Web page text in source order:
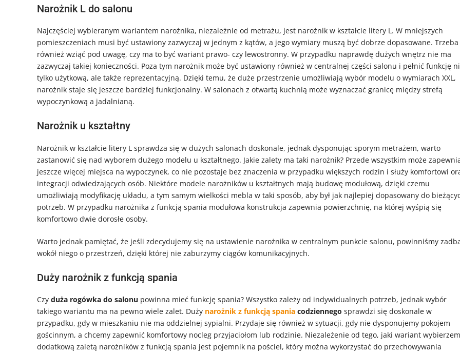
Narożnik L do salonu
Najczęściej wybieranym wariantem narożnika, niezależnie od metrażu, jest narożnik w kształcie litery L. W mniejszych
pomieszczeniach musi być ustawiony zazwyczaj w jednym z kątów, a jego wymiary muszą być dobrze dopasowane. Trzeba
również wziąć pod uwagę, czy ma to być wariant prawo- czy lewostronny. W przypadku naprawdę dużych wnętrz nie ma
zazwyczaj takiej konieczności. Poza tym narożnik może być ustawiony również w centralnej części salonu i pełnić funkcję
tylko użytkową, ale także reprezentacyjną. Dzięki temu, że duże przestrzenie umożliwiają wybór modelu o wymiarach XXL,
narożnik staje się jeszcze bardziej funkcjonalny. W salonach z otwartą kuchnią może wyznaczać granicę między strefą
wypoczynkową a jadalnianą.
Narożnik u kształtny
Narożnik w kształcie litery L sprawdza się w dużych salonach doskonale, jednak dysponując sporym metrażem, warto
zastanowić się nad wyborem dużego modelu u kształtnego. Jakie zalety ma taki narożnik? Przede wszystkim może
jeszcze więcej miejsca na wypoczynek, co nie pozostaje bez znaczenia w przypadku większych rodzin i służy komfortowi
integracji odwiedzających osób. Niektóre modele narożników u kształtnych mają budowę modułową, dzięki czemu
umożliwiają modyfikację układu, a tym samym wielkości mebla w taki sposób, aby był jak najlepiej dopasowany do
potrzeb. W przypadku narożnika z funkcją spania modułowa konstrukcja zapewnia powierzchnię, na której wyśpią się
komfortowo dwie dorosłe osoby.
Warto jednak pamiętać, że jeśli zdecydujemy się na ustawienie narożnika w centralnym punkcie salonu, powinniśmy
wokół niego o przestrzeń, dzięki której nie zaburzymy ciągów komunikacyjnych.
Duży narożnik z funkcją spania
Czy duża rogówka do salonu powinna mieć funkcję spania? Wszystko zależy od indywidualnych potrzeb, jednak wybór
takiego wariantu ma na pewno wiele zalet. Duży narożnik z funkcją spania codziennego sprawdzi się doskonale w
przypadku, gdy w mieszkaniu nie ma oddzielnej sypialni. Przydaje się również w sytuacji, gdy nie dysponujemy pokojem
gościnnym, a chcemy zapewnić komfortowy nocleg przyjaciołom lub rodzinie. Niezależenie od tego, jaki wariant
dodatkową zaletą narożników z funkcją spania jest pojemnik na pościel, który można wykorzystać do przechowywania